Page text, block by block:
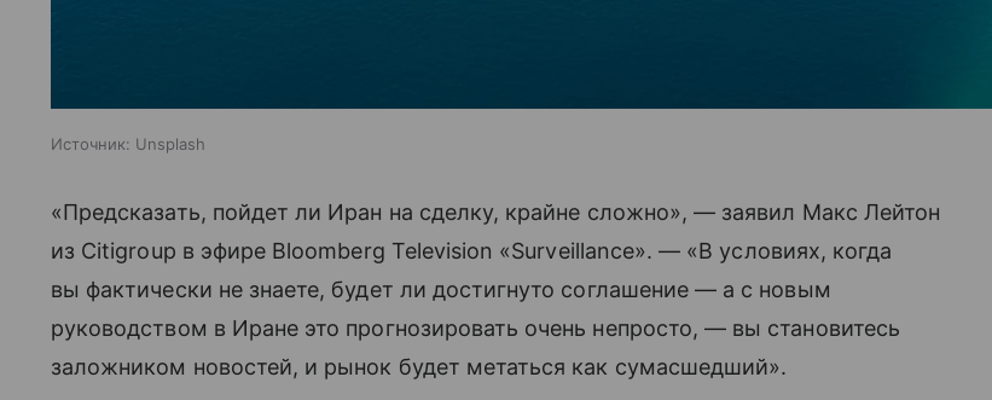
Источник: Unsplash
«Предсказать, пойдет ли Иран на сделку, крайне сложно», — заявил Макс Лейтон
из Citigroup в эфире Bloomberg Television «Surveillance». — «В условиях, когда
вы фактически не знаете, будет ли достигнуто соглашение — а с новым
руководством в Иране это прогнозировать очень непросто, — вы становитесь
заложником новостей, и рынок будет метаться как сумасшедший».